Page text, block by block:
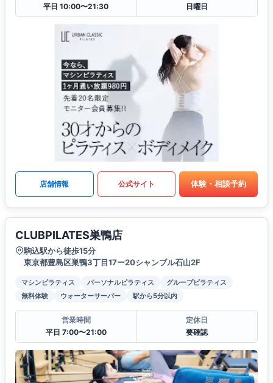
平日 10:00〜21:30
日曜日
店舗情報 公式サイト 体験・相談予約
CLUBPILATES巣鴨店
駒込駅から徒歩15分
東京都豊島区巣鴨3丁目17ー20シャンブル石山2F
マシンピラティス パーソナルピラティス
グループピラティス
無料体験
ウォーターサーバー 駅から5分以内
営業時間
平日 7:00〜21:00
定休日
要確認